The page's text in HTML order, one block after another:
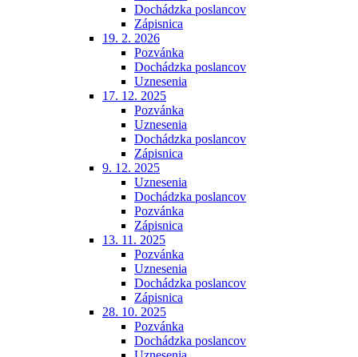
Dochádzka poslancov
Zápisnica
19. 2. 2026
Pozvánka
Dochádzka poslancov
Uznesenia
17. 12. 2025
Pozvánka
Uznesenia
Dochádzka poslancov
Zápisnica
9. 12. 2025
Uznesenia
Dochádzka poslancov
Pozvánka
Zápisnica
13. 11. 2025
Pozvánka
Uznesenia
Dochádzka poslancov
Zápisnica
28. 10. 2025
Pozvánka
Dochádzka poslancov